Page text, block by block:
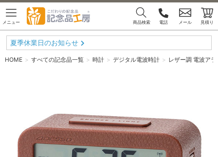
メニュー 商品検索 電話 メール 見積り
夏季休業日のお知らせ
HOME すべての記念品一覧 時計 デジタル電波時計 レザー調 電波ア